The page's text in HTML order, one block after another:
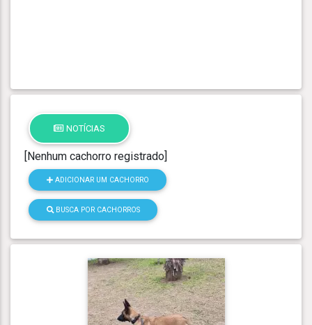
NOTÍCIAS
[Nenhum cachorro registrado]
ADICIONAR UM CACHORRO
BUSCA POR CACHORROS